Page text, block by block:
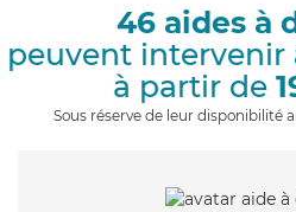
46 aides à
peuvent intervenir
à partir de
Sous réserve de leur disponibilité